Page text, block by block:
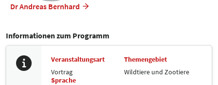
Dr Andreas Bernhard
Informationen zum Programm
Veranstaltungsart
Vortrag
Themengebiet
Wildtiere und Zootiere
Sprache